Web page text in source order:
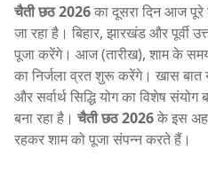
चैती छठ 2026का दूसरा दिन आज
जा रहा है। बिहार, झारखंड और पूर्वी
पूजा करेंगे। आज (तारीख), शाम के
का निर्जला व्रत शुरू करेंगे। खास बात
और सर्वार्थ सिद्धि योग का विशेष
बना रहा है।चैती छठ 2026के इस
रहकर शाम को पूजा संपन्न करते हैं।